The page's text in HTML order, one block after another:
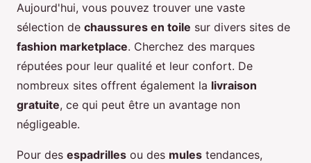
Aujourd'hui, vous pouvez trouver une vaste
sélection de chaussures en toile sur divers sites de
fashion marketplace. Cherchez des marques
réputées pour leur qualité et leur confort. De
nombreux sites offrent également la livraison
gratuite, ce qui peut être un avantage non
négligeable.
Pour des espadrilles ou des mules tendances,